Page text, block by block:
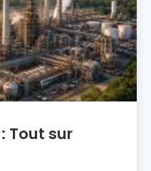
Tout sur